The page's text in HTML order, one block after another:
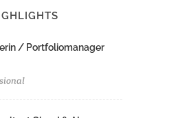
/ Portfoliomanager